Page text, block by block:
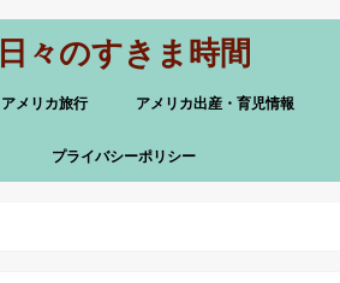
日々のすきま時間
アメリカ旅行 アメリカ出産・育児情報
プライバシーポリシー